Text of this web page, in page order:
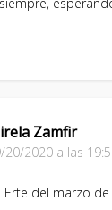
Zamfir
20/2020 a las
Erte del marzo